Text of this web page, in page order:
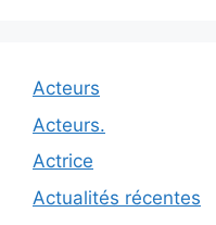
Acteurs
Acteurs.
Actrice
Actualités récentes